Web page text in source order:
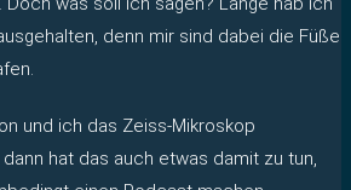
denn mir sind dabei die Füße
und ich das Zeiss-Mikroskop
dann hat das auch etwas damit zu tun,